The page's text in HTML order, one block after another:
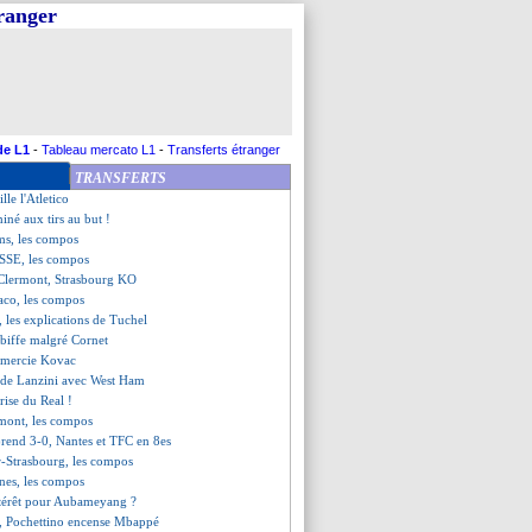
L1 - Tableau mercato L1 - Transferts étranger
TRANSFERTS
Linas frôle l'exploit
Jura Sud interrompu...
volée de Kovacic !
l'Atletico
aux tirs au but !
les compos
les compos
Strasbourg KO
les compos
les explications de Tuchel
malgré Cornet
Kovac
Lanzini avec West Ham
du Real !
les compos
3-0, Nantes et TFC en 8es
les compos
les compos
pour Aubameyang ?
Pochettino encense Mbappé